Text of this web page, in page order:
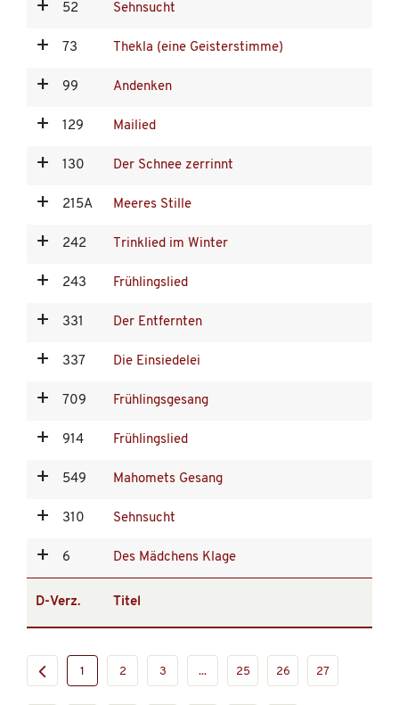
52 Sehnsucht
73 Thekla (eine Geisterstimme)
99 Andenken
129 Mailied
130 Der Schnee zerrinnt
215A Meeres Stille
242 Trinklied im Winter
243 Frühlingslied
331 Der Entfernten
337 Die Einsiedelei
709 Frühlingsgesang
914 Frühlingslied
549 Mahomets Gesang
310 Sehnsucht
6 Des Mädchens Klage
D-Verz. Titel
1 2 3 ... 25 26 27